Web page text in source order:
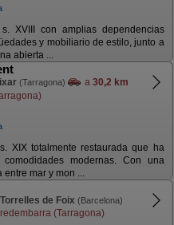
XVIII con amplias dependencias
y mobiliario de estilo, junto a
abierta ...
(Tarragona) a 30,2 km
XIX totalmente restaurada que ha
modernas. Con una
mar y mon ...
Torrelles de Foix (Barcelona)
(Tarragona)